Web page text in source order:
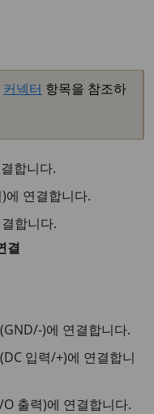
커넥터 항목을 참조하
합니다.
에 연결합니다.
합니다.
결
)에 연결합니다.
입력/+)에 연결합니
출력)에 연결합니다.